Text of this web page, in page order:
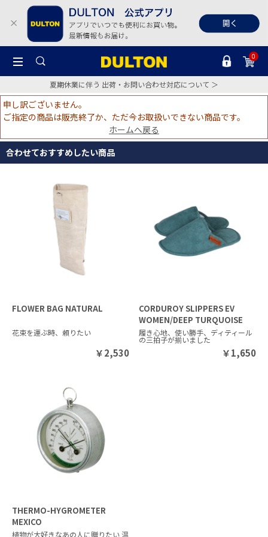
0
夏期休業に伴う 出荷・お問い合わせ対応について ＞
申し訳ございません。
ご指定の商品は販売終了か、ただ今お取扱いできない商品です。
ホームへ戻る
合わせておすすめしたい商品
FLOWER BAG NATURAL
花束を運ぶ時、頼りたい
￥2,530
CORDUROY SLIPPERS EV
WOMEN/DEEP TURQUOISE
履き心地、使い勝手、ディティール
の三拍子が揃いました
￥1,650
THERMO-HYGROMETER
MEXICO
植物が大好きなあの人に贈りたい 温